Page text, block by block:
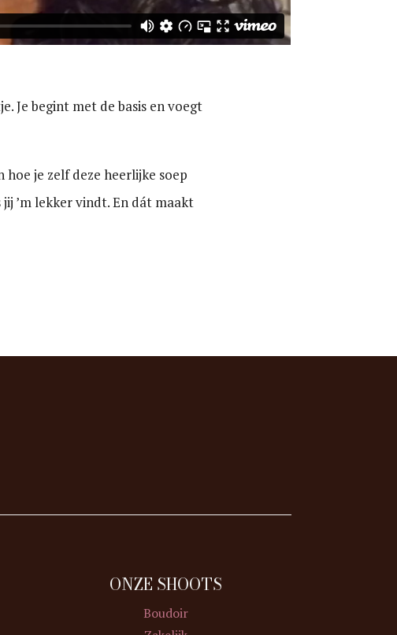
Je begint met de basis en voegt
hoe je zelf deze heerlijke soep
’m lekker vindt. En dát maakt
ONZE SHOOTS
Boudoir